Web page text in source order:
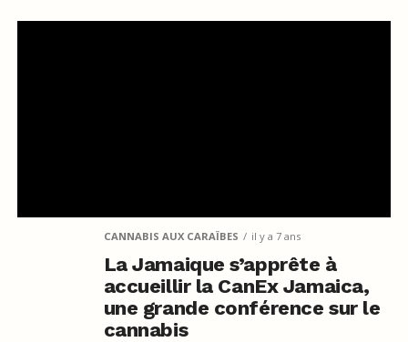
CANNABIS AUX CARAÏBES il y a 7 ans
La Jamaique s’apprête à
accueillir la CanEx Jamaica,
une grande conférence sur le
cannabis